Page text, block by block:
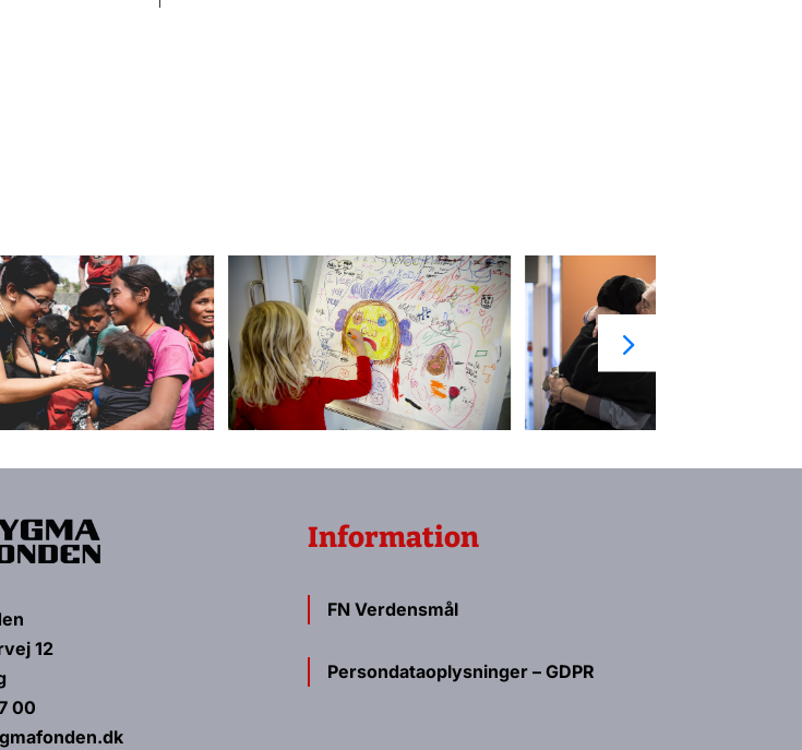
12
00
Information
FN Verdensmål
Persondataoplysninger – GDPR